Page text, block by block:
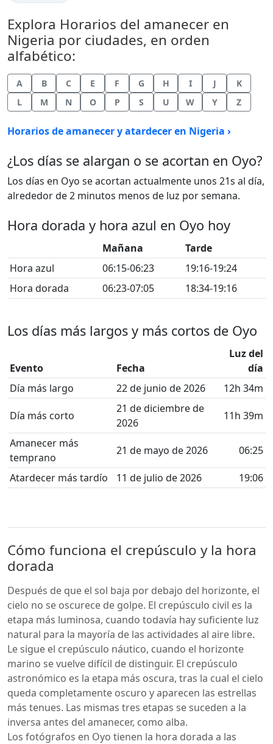
Explora Horarios del amanecer en
Nigeria por ciudades, en orden
alfabético:
A B C E F G H I J
K
L
M N O P S U W Y Z
Horarios de amanecer y atardecer en Nigeria ›
¿Los días se alargan o se acortan en Oyo?
Los días en Oyo se acortan actualmente unos 21s al día,
alrededor de 2 minutos menos de luz por semana.
Hora dorada y hora azul en Oyo hoy
Mañana
Tarde
Hora azul
06:15-06:23
19:16-19:24
Hora dorada
06:23-07:05 18:34-19:16
Los días más largos y más cortos de Oyo
Evento Fecha
Luz del
día
Día más largo
22 de junio de 2026 12h 34m
Día más corto
21 de diciembre de
2026
11h 39m
Amanecer más
temprano
21 de mayo de 2026 06:25
Atardecer más tardío 11 de julio de 2026 19:06
Cómo funciona el crepúsculo y la hora
dorada
Después de que el sol baja por debajo del horizonte, el
cielo no se oscurece de golpe. El crepúsculo civil es la
etapa más luminosa, cuando todavía hay suficiente luz
natural para la mayoría de las actividades al aire libre.
Le sigue el crepúsculo náutico, cuando el horizonte
marino se vuelve difícil de distinguir. El crepúsculo
astronómico es la etapa más oscura, tras la cual el cielo
queda completamente oscuro y aparecen las estrellas
más tenues. Las mismas tres etapas se suceden a la
inversa antes del amanecer, como alba.
Los fotógrafos en Oyo tienen la hora dorada a las